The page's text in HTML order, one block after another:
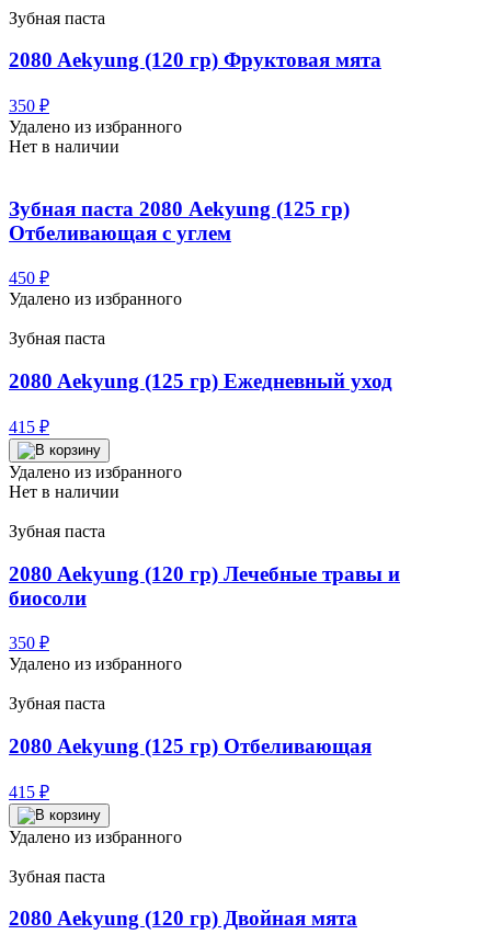
Зубная паста
2080 Aekyung (120 гр) Фруктовая мята
350 ₽
Удалено из избранного
Нет в наличии
Зубная паста 2080 Aekyung (125 гр)
Отбеливающая с углем
450 ₽
Удалено из избранного
Зубная паста
2080 Aekyung (125 гр) Ежедневный уход
415 ₽
Удалено из избранного
Нет в наличии
Зубная паста
2080 Aekyung (120 гр) Лечебные травы и
биосоли
350 ₽
Удалено из избранного
Зубная паста
2080 Aekyung (125 гр) Отбеливающая
415 ₽
Удалено из избранного
Зубная паста
2080 Aekyung (120 гр) Двойная мята